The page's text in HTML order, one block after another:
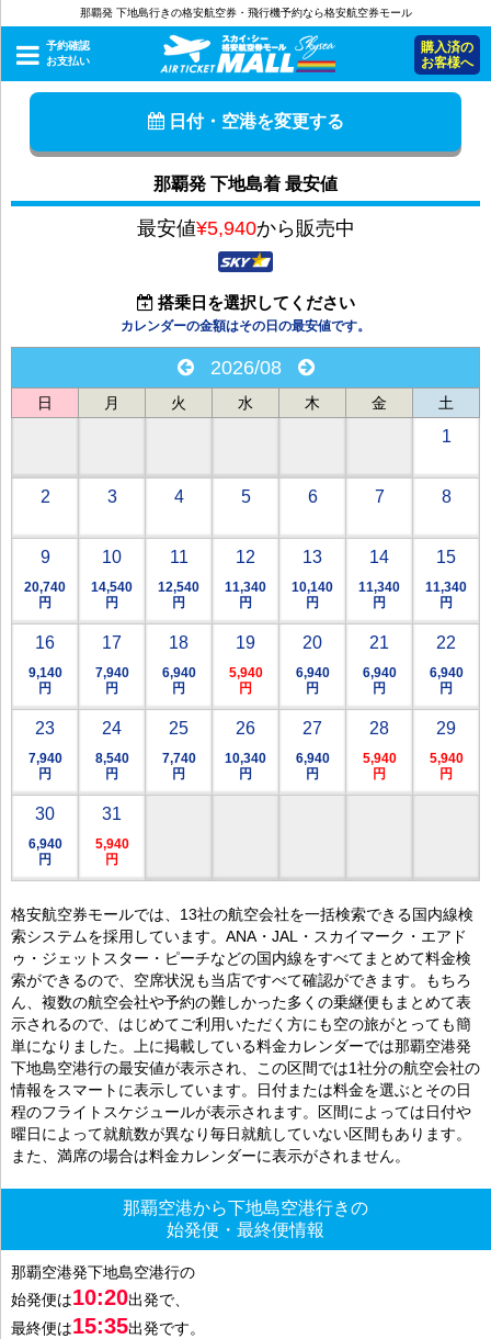
那覇発 下地島行きの格安航空券・飛行機予約なら格安航空券モール
予約確認
お支払い
購入済の
お客様へ
日付・空港を変更する
那覇発 下地島着 最安値
最安値¥5,940から販売中
搭乗日を選択してください
カレンダーの金額はその日の最安値です。
2026/08
日 月 火 水 木 金 土
1
2 3 4 5 6 7 8
9
20,740
円
10
14,540
円
11
12,540
円
12
11,340
円
13
10,140
円
14
11,340
円
15
11,340
円
16
9,140
円
17
7,940
円
18
6,940
円
19
5,940
円
20
6,940
円
21
6,940
円
22
6,940
円
23
7,940
円
24
8,540
円
25
7,740
円
26
10,340
円
27
6,940
円
28
5,940
円
29
5,940
円
30
6,940
円
31
5,940
円
格安航空券モールでは、13社の航空会社を一括検索できる国内線検
索システムを採用しています。ANA・JAL・スカイマーク・エアド
ゥ・ジェットスター・ピーチなどの国内線をすべてまとめて料金検
索ができるので、空席状況も当店ですべて確認ができます。もちろ
ん、複数の航空会社や予約の難しかった多くの乗継便もまとめて表
示されるので、はじめてご利用いただく方にも空の旅がとっても簡
単になりました。上に掲載している料金カレンダーでは那覇空港発
下地島空港行の最安値が表示され、この区間では1社分の航空会社の
情報をスマートに表示しています。日付または料金を選ぶとその日
程のフライトスケジュールが表示されます。区間によっては日付や
曜日によって就航数が異なり毎日就航していない区間もあります。
また、満席の場合は料金カレンダーに表示がされません。
那覇空港から下地島空港行きの
始発便・最終便情報
那覇空港発下地島空港行の
始発便は10:20出発で、
最終便は15:35出発です。